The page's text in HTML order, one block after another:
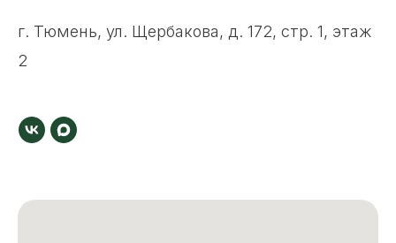
г. Тюмень, ул. Щербакова, д. 172, стр. 1, этаж
2